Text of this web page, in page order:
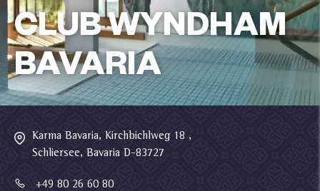
CLUB WYNDHAM
BAVARIA
Karma Bavaria, Kirchbichlweg 18 ,
Schliersee, Bavaria D-83727
+49 80 26 60 80